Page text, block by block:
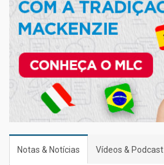
Notas & Notícias Vídeos & Podcast